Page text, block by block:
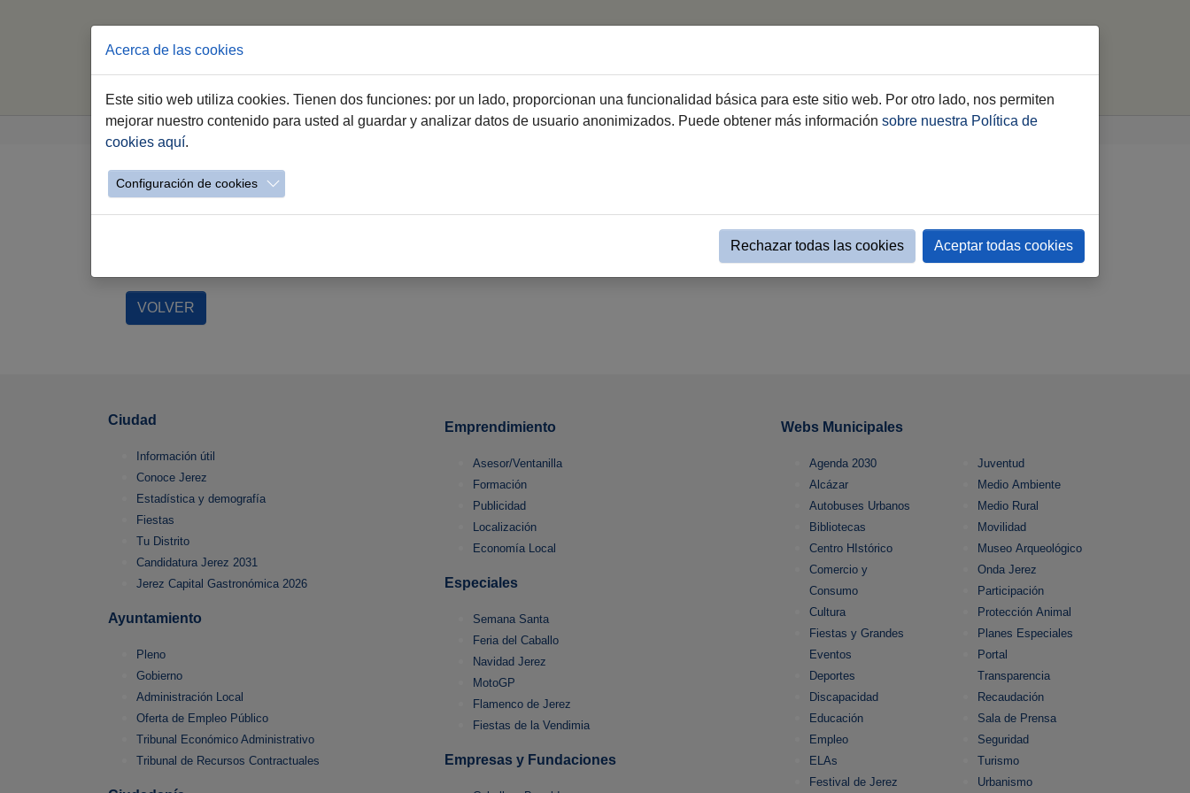
Jerez.es Eventos lista
VOLVER
VOLVER
Ciudad
Información útil
Conoce Jerez
Estadística y demografía
Fiestas
Tu Distrito
Candidatura Jerez 2031
Jerez Capital Gastronómica 2026
Ayuntamiento
Pleno
Gobierno
Administración Local
Oferta de Empleo Público
Tribunal Económico Administrativo
Tribunal de Recursos Contractuales
Emprendimiento
Asesor/Ventanilla
Formación
Publicidad
Localización
Economía Local
Especiales
Semana Santa
Feria del Caballo
Navidad Jerez
MotoGP
Flamenco de Jerez
Fiestas de la Vendimia
Empresas y Fundaciones
Webs Municipales
Agenda 2030
Alcázar
Autobuses Urbanos
Bibliotecas
Centro HIstórico
Comercio y
Consumo
Cultura
Fiestas y Grandes
Eventos
Deportes
Discapacidad
Educación
Empleo
ELAs
Festival de Jerez
Juventud
Medio Ambiente
Medio Rural
Movilidad
Museo Arqueológico
Onda Jerez
Participación
Protección Animal
Planes Especiales
Portal
Transparencia
Recaudación
Sala de Prensa
Seguridad
Turismo
Urbanismo
Acerca de las cookies
Este sitio web utiliza cookies. Tienen dos funciones: por un lado, proporcionan una funcionalidad básica para este sitio web. Por otro lado, nos permiten
mejorar nuestro contenido para usted al guardar y analizar datos de usuario anonimizados. Puede obtener más información sobre nuestra Política de
cookies aquí.
Configuración de cookies
Rechazar todas las cookies Aceptar todas cookies